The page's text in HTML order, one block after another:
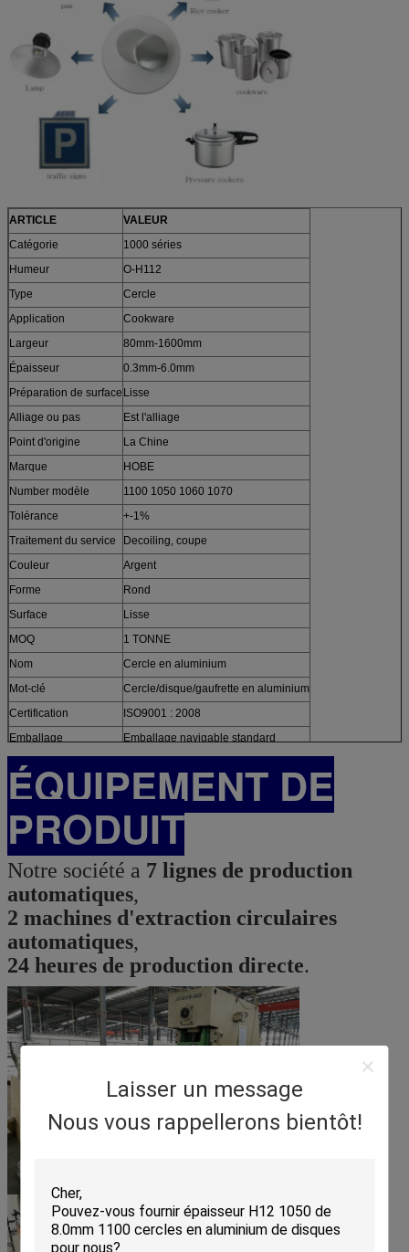
Laisser un message
Nous vous rappellerons bientôt!
ARTICLE
VALEUR
Catégorie
1000 séries
Humeur
O-H112
Type
Cercle
Application
Cookware
Largeur
80mm-1600mm
Épaisseur
0.3mm-6.0mm
Préparation de surface Lisse
Alliage ou pas
Est l'alliage
Point d'origine
La Chine
Marque
HOBE
Number modèle
1100 1050 1060 1070
Tolérance
+-1%
Traitement du service
Decoiling, coupe
Couleur
Argent
Forme
Rond
Surface
Lisse
MOQ
1 TONNE
Nom
Cercle en aluminium
Mot-clé
Cercle/disque/gaufrette en aluminium
Certification
ISO9001 : 2008
Emballage
Emballage navigable standard
ÉQUIPEMENT DE
PRODUIT
Notre société a 7 lignes de production
automatiques,
2 machines d'extraction circulaires
automatiques,
24 heures de production directe.